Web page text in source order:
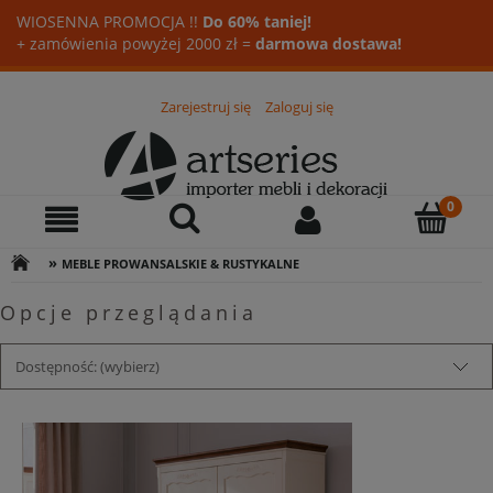
WIOSENNA PROMOCJA !! Do 60% taniej!
+ zamówienia powyżej 2000 zł = darmowa dostawa!
Zarejestruj się Zaloguj się
» MEBLE PROWANSALSKIE & RUSTYKALNE
Opcje przeglądania
Dostępność: (wybierz)